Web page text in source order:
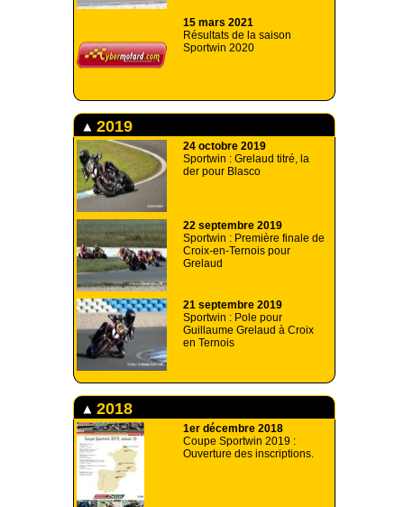
15 mars 2021
Résultats de la saison
Sportwin 2020
2019
24 octobre 2019
Sportwin : Grelaud titré, la
der pour Blasco
22 septembre 2019
Sportwin : Première finale de
Croix-en-Ternois pour
Grelaud
21 septembre 2019
Sportwin : Pole pour
Guillaume Grelaud à Croix
en Ternois
2018
1er décembre 2018
Coupe Sportwin 2019 :
Ouverture des inscriptions.